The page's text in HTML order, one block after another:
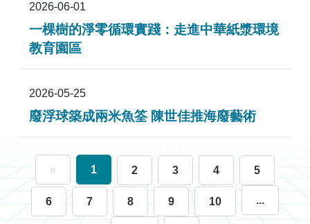
2026-06-01
一棵樹的淨零循環實踐：走進中華紙漿環境
教育園區
2026-05-25
廢浮球築成兩米魚筌 陳世佳推海廢藝術
« 1 2 3 4 5
6 7 8 9 10 ...